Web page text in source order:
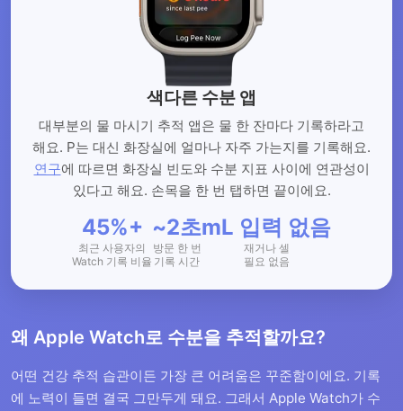
색다른 수분 앱
대부분의 물 마시기 추적 앱은 물 한 잔마다 기록하라고
해요. P는 대신 화장실에 얼마나 자주 가는지를 기록해요.
연구에 따르면 화장실 빈도와 수분 지표 사이에 연관성이
있다고 해요. 손목을 한 번 탭하면 끝이에요.
45%+
최근 사용자의
Watch 기록 비율
~2초
방문 한 번
기록 시간
mL 입력 없음
재거나 셀
필요 없음
왜 Apple Watch로 수분을 추적할까요?
어떤 건강 추적 습관이든 가장 큰 어려움은 꾸준함이에요. 기록
에 노력이 들면 결국 그만두게 돼요. 그래서 Apple Watch가 수